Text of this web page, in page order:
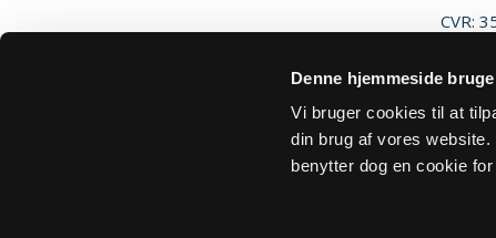
Denne hjemmeside
Vi bruger cookies til at
din brug af vores
benytter dog en cookie
CVR: